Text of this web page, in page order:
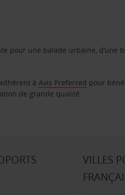
pour une balade urbaine, d’une
àAvis Preferred pour
de grande qualité.
VILLES